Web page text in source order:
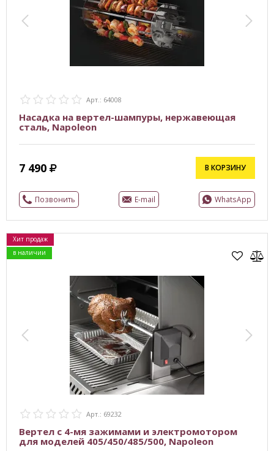
Арт.: 64008
Насадка на вертел-шампуры, нержавеющая
сталь, Napoleon
7 490 В КОРЗИНУ
Позвонить E-mail WhatsApp
Хит продаж
в наличии
Арт.: 69232
Вертел с 4-мя зажимами и электромотором
для моделей 405/450/485/500, Napoleon